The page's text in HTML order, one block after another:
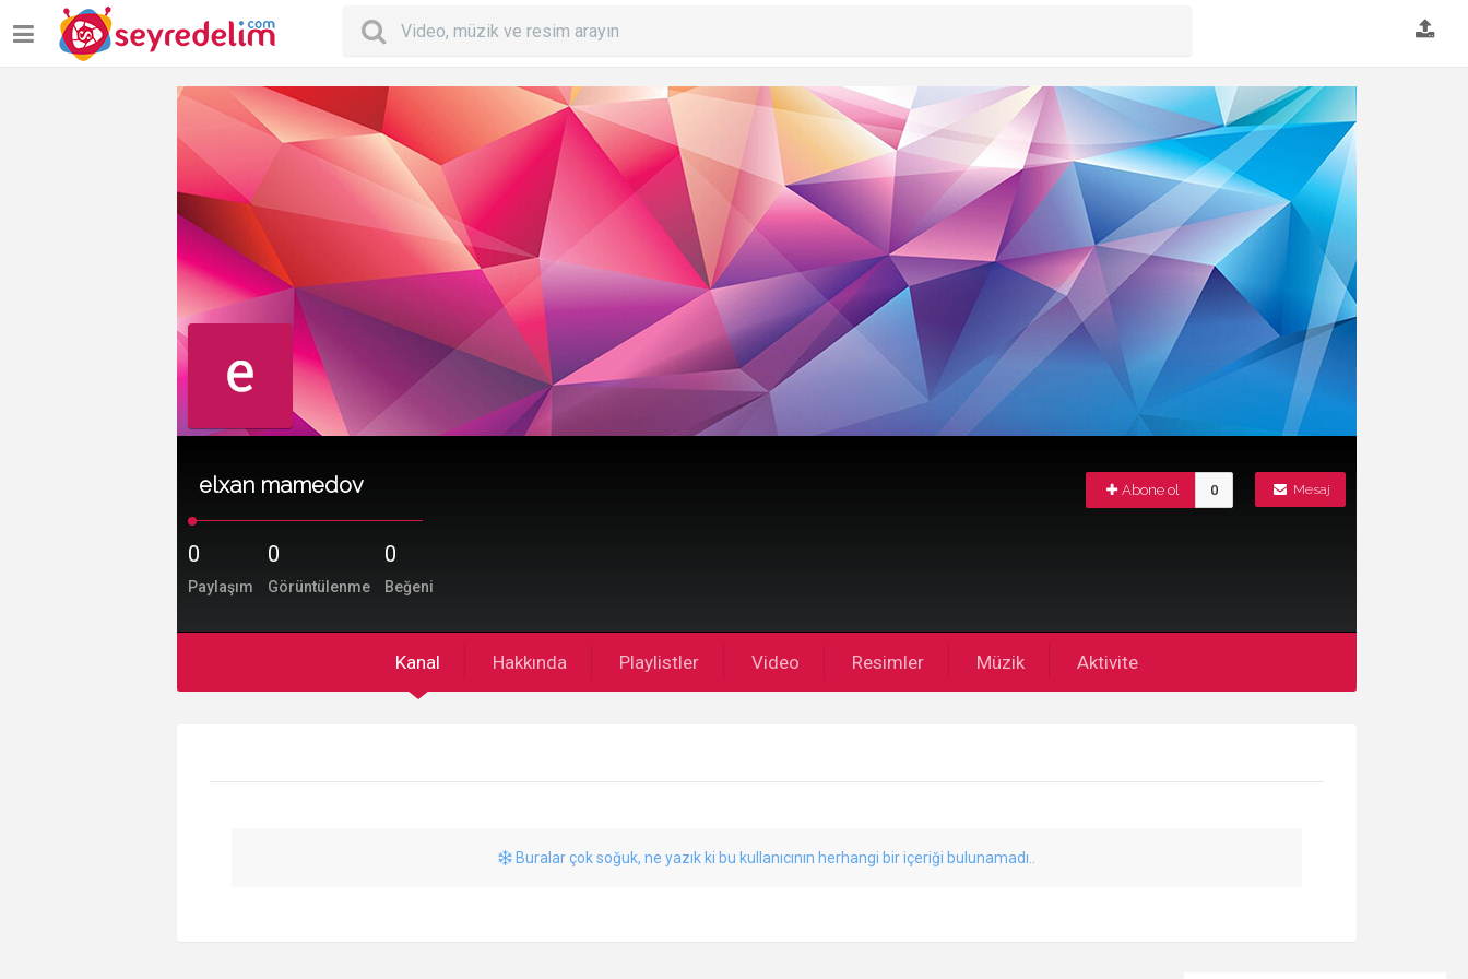
elxan mamedov Mesaj
Abone ol 0
0
Paylaşım
0
Görüntülenme
0
Beğeni
Kanal Hakkında Playlistler Video Resimler Müzik Aktivite
Buralar çok soğuk, ne yazık ki bu kullanıcının herhangi bir içeriği bulunamadı..